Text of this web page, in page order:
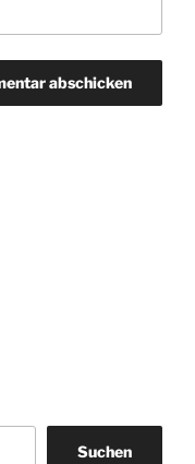
Suchen